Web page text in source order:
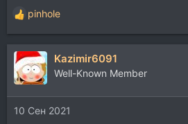
Р
е
а
к
ц
и
и
:
pinhole
Kazimir6091
Well-Known Member
10 Сен 2021